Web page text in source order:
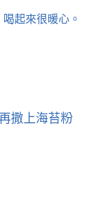
起來很暖心。
撒上海苔粉